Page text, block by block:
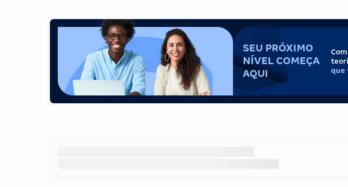
SEU PRÓXIMO
NÍVEL COMEÇA
AQUI
que